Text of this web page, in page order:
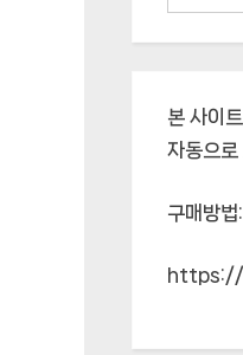
본 사이
자동으로
구매방법: